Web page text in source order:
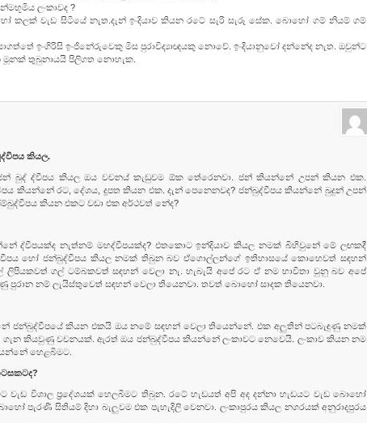
ලංකාවද ?
කලක් වැඩ සිටියේ නැත​.දැන් ඉංදියාව කියන රටේ සැරි සැරූ සේක​. බොහෝ ගම් නියම් ගම්
ඉංගිරිසි ඉංජිනේරුවෙකු මිස පුරාවිද්‍යාඥයකු නොවේ. ඉංදියානුවෝ දන්නේද නැත​. ඔවුන්ට
මූනක් තුබුනායයි පිලිගත නොහැක​.
කියල.
බුද් ද්වීපය කියල ඔය වචනය් කැඩුවම ඕක තේරෙනවා. ජන් කියන්නේ උපන් කියන එක.
කියන්නේ රට, දේශය, දූපත කියන එක. දැන් පෙනෙනවද? ජන්බුද්වීපය කියන්නේ බුදුන් උපන්
කියන එකට වඩා එක අර්ථවත් නේද?
ද්වීපයක්ද නැත්නම් මහද්වීපයක්ද? එතකොට ඉන්දියාව කියල නමක් බිහිවුනේ මේ ලඟකදී
හෝ ජන්බුද්වීපය කියල නමක් තිබුන බව ඒගොල්ලන්ගේ ඉතිහාසයේ කොහෙවත් සඳහන්
ගල් ටම්බකවත් සඳහන් වෙලා නැ. හැබැයි අපේ රට ඒ නම භාවිතා වුනු බව අපේ
පුරාන නම් ලැයිස්තුවෙත් සඳහන් වෙලා තියෙනවා. තවත් බොහෝ සාදක තියෙනවා.
ජන්බුද්වීපයේ කියන එකයි ඔය නමේ සඳහන් වෙලා තියෙන්නේ. එක අලුතින් පටබැඳුණු නමක්
ගැන කියවුණු වචනයක්. ඇරත් ඔය ජන්බුද්වීපය කියන්නේ ලංකාවට නෙවෙයි. ලංකාව කියන නම
හෙළබිමට.
වැඩ විශාල ප්‍රදේශයක් හෙලබිමට තිබුන. රටේ හැඩයත් අපි අද දන්නා හැඩයට වැඩ බොහෝ
සිතියම් දිහා බැලුවම එක පැහැදිලි වෙනවා. ලංකාපුරය කියල නගරයක් අනුරාදපුරය